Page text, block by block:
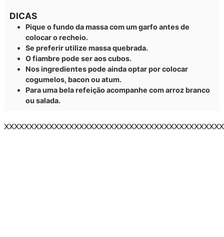
DICAS
Pique o fundo da massa com um garfo antes de
colocar o recheio.
Se preferir utilize massa quebrada.
O fiambre pode ser aos cubos.
Nos ingredientes pode ainda optar por colocar
cogumelos, bacon ou atum.
Para uma bela refeição acompanhe com arroz branco
ou salada.